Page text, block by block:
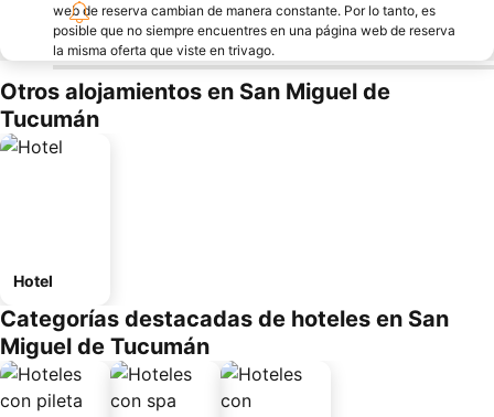
web de reserva cambian de manera constante. Por lo tanto, es
posible que no siempre encuentres en una página web de reserva
la misma oferta que viste en trivago.
Otros alojamientos en San Miguel de
Tucumán
Hotel
Categorías destacadas de hoteles en San
Miguel de Tucumán